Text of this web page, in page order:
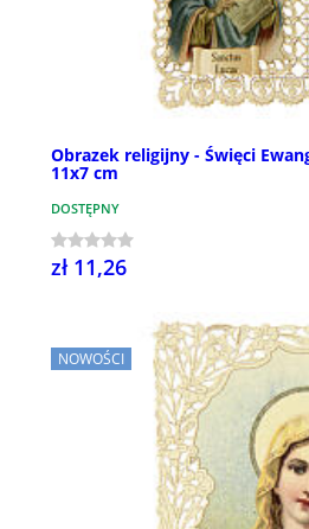
Obrazek religijny - Święci
11x7 cm
DOSTĘPNY
zł 11,26
NOWOŚCI